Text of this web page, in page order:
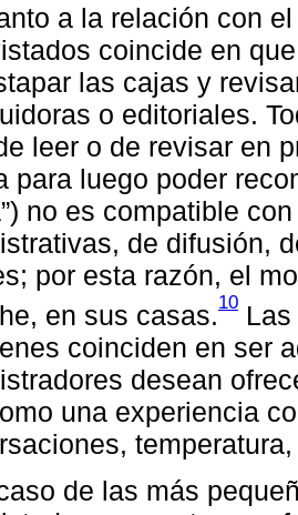
a la relación con
coincide en
las cajas y
o editoriales.
leer o de revisar en
para luego poder
no es compatible
de difusión,
por esta razón, el
en sus casas.10
coinciden en ser
desean
una experiencia
de las más